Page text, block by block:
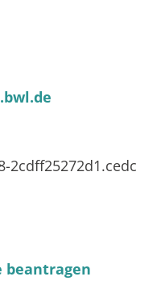
2cdff25272d1.cedc
beantragen